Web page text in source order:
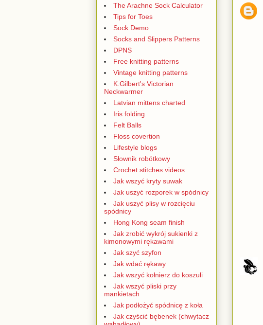
The Arachne Sock Calculator
Tips for Toes
Sock Demo
Socks and Slippers Patterns
DPNS
Free knitting patterns
Vintage knitting patterns
K.Gilbert's Victorian
Neckwarmer
Latvian mittens charted
Iris folding
Felt Balls
Floss covertion
Lifestyle blogs
Słownik robótkowy
Crochet stitches videos
Jak wszyć kryty suwak
Jak uszyć rozporek w spódnicy
Jak uszyć plisy w rozcięciu
spódnicy
Hong Kong seam finish
Jak zrobić wykrój sukienki z
kimonowymi rękawami
Jak szyć szyfon
Jak wdać rękawy
Jak wszyć kołnierz do koszuli
Jak wszyć pliski przy
mankietach
Jak podłożyć spódnicę z koła
Jak czyścić bębenek (chwytacz